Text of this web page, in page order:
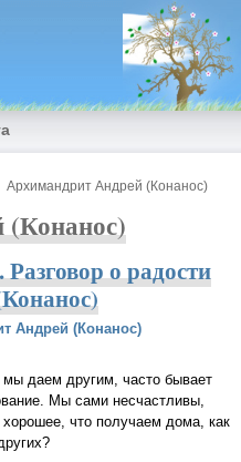
Архимандрит Андрей (Конанос)
о радости
Андрей (Конанос)
мы даем другим, часто бывает
Мы сами несчастливы,
что получаем дома, как